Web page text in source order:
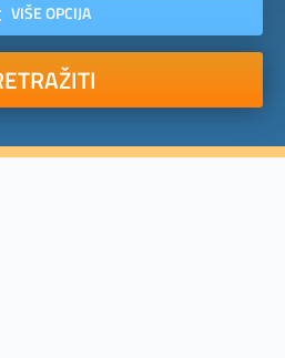
VIŠE OPCIJA